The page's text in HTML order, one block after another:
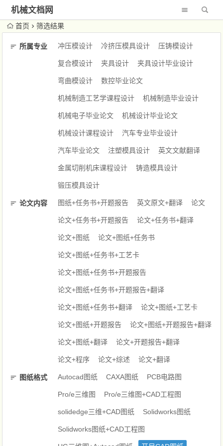
机械文档网
首页 筛选结果
所属专业 冲压模设计 冷挤压模具设计 压铸模设计
复合模设计 夹具设计 夹具设计毕业设计
弯曲模设计 数控毕业论文
机械制造工艺学课程设计 机械制造毕业设计
机械电子毕业论文 机械设计毕业论文
机械设计课程设计 汽车专业毕业设计
汽车毕业论文 注塑模具设计 英文文献翻译
金属切削机床课程设计 铸造模具设计
锻压模具设计
论文内容 图纸+任务书+开题报告 英文原文+翻译 论文
论文+任务书+开题报告 论文+任务书+翻译
论文+图纸 论文+图纸+任务书
论文+图纸+任务书+工艺卡
论文+图纸+任务书+开题报告
论文+图纸+任务书+开题报告+翻译
论文+图纸+任务书+翻译 论文+图纸+工艺卡
论文+图纸+开题报告 论文+图纸+开题报告+翻译
论文+图纸+翻译 论文+开题报告+翻译
论文+程序 论文+综述 论文+翻译
图纸格式 Autocad图纸 CAXA图纸 PCB电路图
Pro/e三维图 Pro/e三维图+CAD工程图
solidedge三维+CAD图纸 Solidworks图纸
Solidworks图纸+CAD工程图